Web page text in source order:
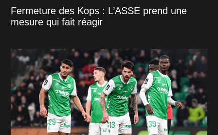
Fermeture des Kops : L’ASSE prend une
mesure qui fait réagir